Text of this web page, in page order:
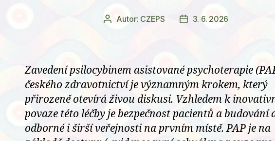
AutorAutor: CZEPS
Datum
3. 6. 2026
Zavedení psilocybinem asistované psychoterapie
českého zdravotnictví je významným krokem, který
přirozeně otevírá živou diskusi. Vzhledem k
povaze této léčby je bezpečnost pacientů a budování
odborné i širší veřejnosti na prvním místě. PAP je na